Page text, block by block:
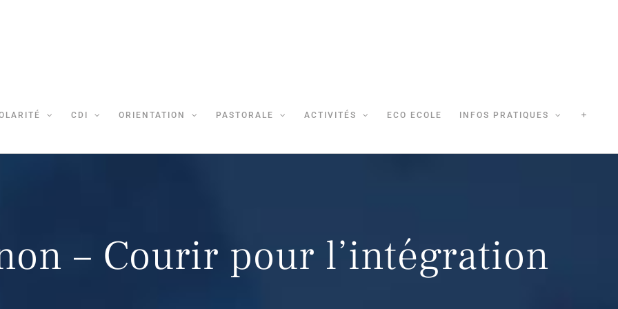
CDI ORIENTATION PASTORALE ACTIVITÉS ECO ECOLE INFOS PRATIQUES
– Courir pour l’intégration